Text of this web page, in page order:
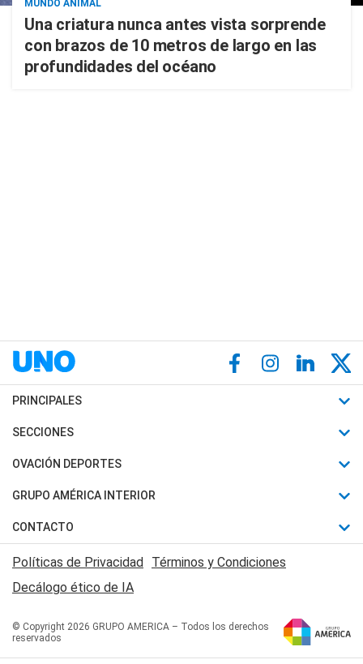
MUNDO ANIMAL
Una criatura nunca antes vista sorprende
con brazos de 10 metros de largo en las
profundidades del océano
PRINCIPALES
Últimas Noticias
Política
Judiciales
Economia
SECCIONES
Horóscopo
Motores
Trucos caseros
Series y Películas
Edictos y Solicitadas
OVACIÓN DEPORTES
Fútbol
Mundial
Automovilismo
Rugby
Básquet
GRUPO AMÉRICA INTERIOR
Canal 7 en Vivo
San Juan 8
CONTACTO
Acerca de Nosotros
Contactanos
Políticas de Privacidad Términos y Condiciones
Decálogo ético de IA
© Copyright 2026 GRUPO AMERICA – Todos los derechos
reservados